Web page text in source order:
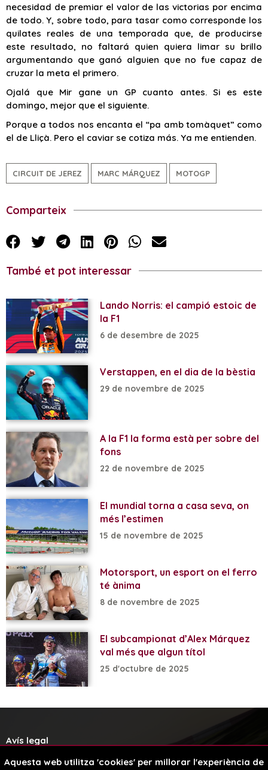
necesidad de premiar el valor de las victorias por encima
de todo. Y, sobre todo, para tasar como corresponde los
quilates reales de una temporada que, de producirse
este resultado, no faltará quien quiera limar su brillo
argumentando que ganó alguien que no fue capaz de
cruzar la meta el primero.
Ojalá que Mir gane un GP cuanto antes. Si es este
domingo, mejor que el siguiente.
Porque a todos nos encanta el “pa amb tomàquet” como
el de Lliçà. Pero el caviar se cotiza más. Ya me entienden.
CIRCUIT DE JEREZ MARC MÁRQUEZ MOTOGP
Comparteix
També et pot interessar
Lando Norris: el campió estoic de
la F1
6 de desembre de 2025
Verstappen, en el dia de la bèstia
29 de novembre de 2025
A la F1 la forma està per sobre del
fons
22 de novembre de 2025
El mundial torna a casa seva, on
més l’estimen
15 de novembre de 2025
Motorsport, un esport on el ferro
té ànima
8 de novembre de 2025
El subcampionat d’Alex Márquez
val més que algun títol
25 d'octubre de 2025
Avís legal
Aquesta web utilitza 'cookies' per millorar l'experiència de